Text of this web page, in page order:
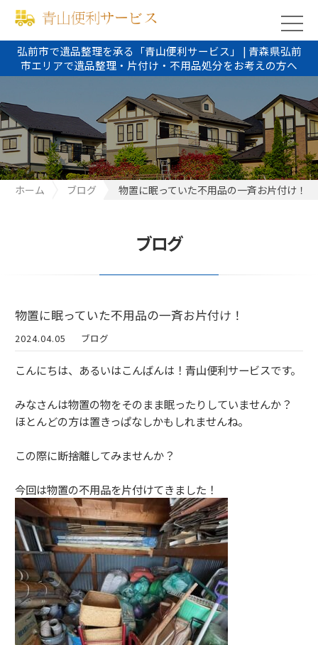
弘前市で遺品整理を承る「青山便利サービス」 | 青森県弘前
市エリアで遺品整理・片付け・不用品処分をお考えの方へ
ホーム ブログ 物置に眠っていた不用品の一斉お片付け！
ブログ
物置に眠っていた不用品の一斉お片付け！
2024.04.05 ブログ
こんにちは、あるいはこんばんは！青山便利サービスです。
みなさんは物置の物をそのまま眠ったりしていませんか？
ほとんどの方は置きっぱなしかもしれませんね。
この際に断捨離してみませんか？
今回は物置の不用品を片付けてきました！